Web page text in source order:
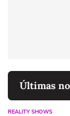
Últimas
REALITY SHOWS